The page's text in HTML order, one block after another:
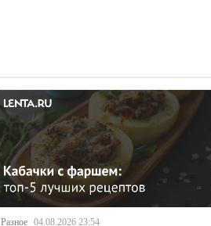
Разное 04.08.2026 23:54